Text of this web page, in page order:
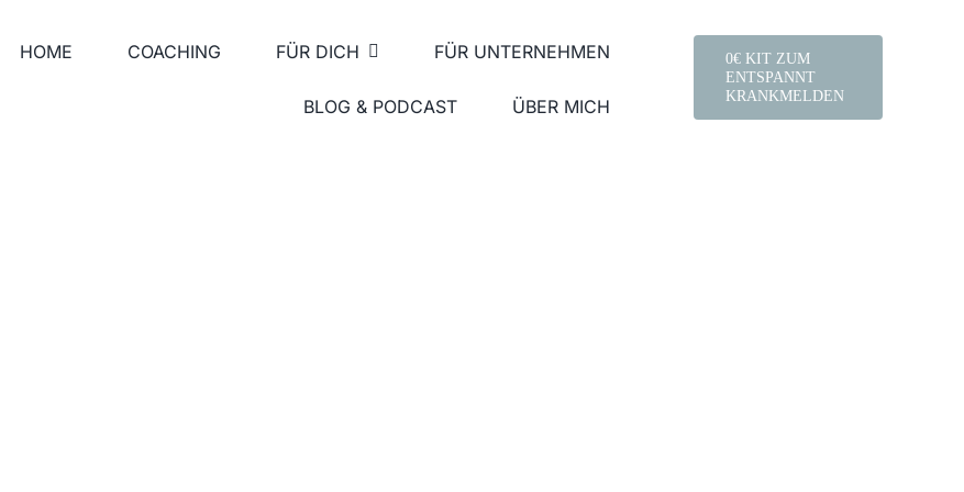
HOME COACHING FÜR DICH FÜR UNTERNEHMEN
BLOG & PODCAST ÜBER MICH
0€ KIT ZUM
ENTSPANNT
KRANKMELDEN